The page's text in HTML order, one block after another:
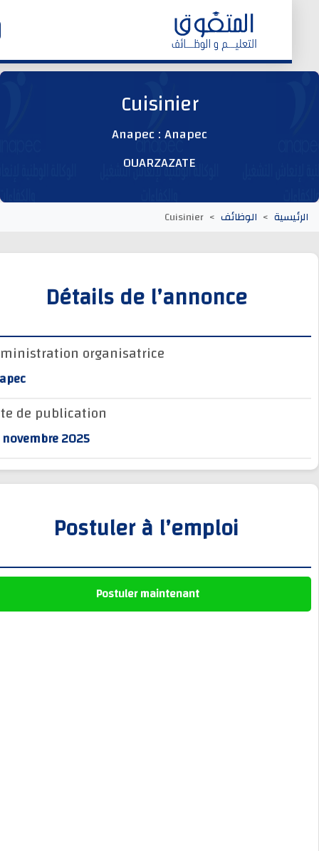
وظائف عمومية
وظائف المؤسسات و المقاولات العمومية
وظائف مصالح الدولة
Cuisinier
Anapec : Anapec
OUARZAZATE
الوظائف Cuisinier
Détails de l’annonce
Administration organisatrice
Anapec
Date de publication
20 novembre 2025
Postuler à l’emploi
Postuler maintenant